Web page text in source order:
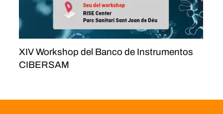
XIV Workshop del Banco de Instrumentos
CIBERSAM